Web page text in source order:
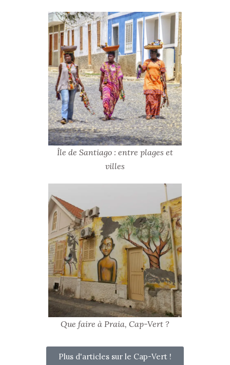
Île de Santiago : entre plages et
villes
Que faire à Praia, Cap-Vert ?
Plus d'articles sur le Cap-Vert !